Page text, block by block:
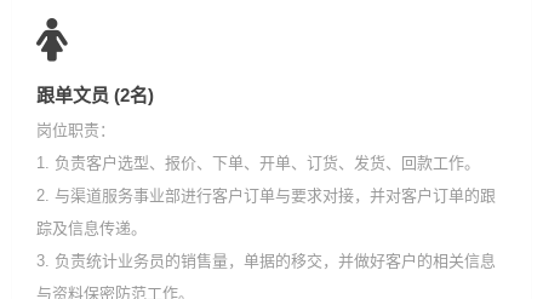
跟单文员 (2名)
岗位职责：
1. 负责客户选型、报价、下单、开单、订货、发货、回款工作。
2. 与渠道服务事业部进行客户订单与要求对接，并对客户订单的跟
踪及信息传递。
3. 负责统计业务员的销售量，单据的移交，并做好客户的相关信息
与资料保密防范工作。